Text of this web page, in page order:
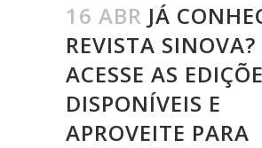
16 ABR JÁ
REVISTA SINOVA?
ACESSE AS
DISPONÍVEIS E
APROVEITE PARA